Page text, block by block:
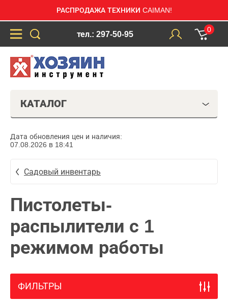
РАСПРОДАЖА ТЕХНИКИ CAIMAN!
тел.: 297-50-95
0
КАТАЛОГ
Дата обновления цен и наличия:
07.08.2026 в 18:41
Садовый инвентарь
Пистолеты-
распылители с 1
режимом работы
ФИЛЬТРЫ